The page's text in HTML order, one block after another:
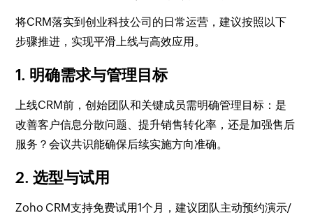
将CRM落实到创业科技公司的日常运营，建议按照以下
步骤推进，实现平滑上线与高效应用。
1. 明确需求与管理目标
上线CRM前，创始团队和关键成员需明确管理目标：是
改善客户信息分散问题、提升销售转化率，还是加强售后
服务？会议共识能确保后续实施方向准确。
2. 选型与试用
Zoho CRM支持免费试用1个月，建议团队主动预约演示/